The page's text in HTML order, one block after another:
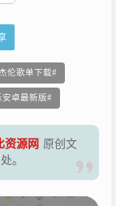
伦歌单下载
安卓最新版
资源网 原创文
。